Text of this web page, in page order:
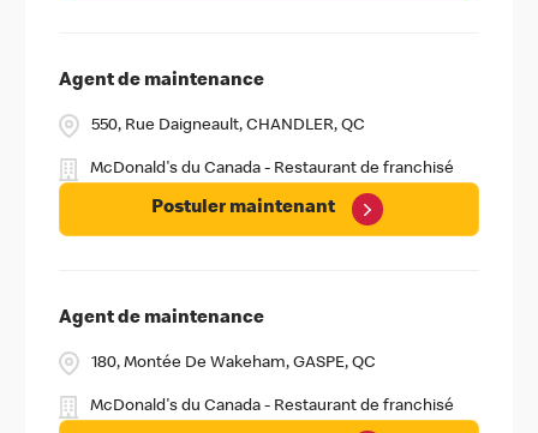
Agent de maintenance
550, Rue Daigneault, CHANDLER, QC
McDonald's du Canada - Restaurant de franchisé
Postuler maintenant
Agent de maintenance
180, Montée De Wakeham, GASPE, QC
McDonald's du Canada - Restaurant de franchisé